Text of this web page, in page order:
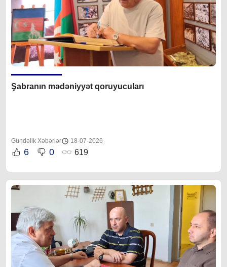
Şabranın mədəniyyət qoruyucuları
Gündəlik Xəbərlər 18-07-2026
6 0 619